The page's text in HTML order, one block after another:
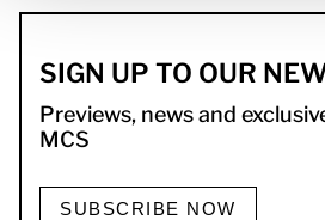
SIGN UP TO OUR
Previews, news and
MCS
SUBSCRIBE NOW